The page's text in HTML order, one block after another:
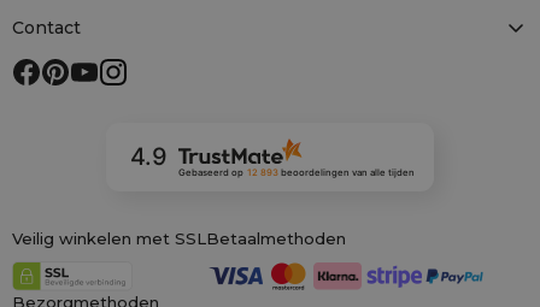
Contact
4.9
Gebaseerd op 12 893 beoordelingenvan alle tijden
Veilig winkelen met SSLBetaalmethoden
Bezorgmethoden